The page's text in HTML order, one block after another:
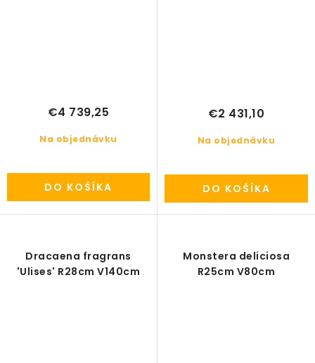
Na objednávku
€4 739,25
DO KOŠÍKA
Na objednávku
€2 431,10
DO KOŠÍKA
Dracaena fragrans
'Ulises' R28cm V140cm
Monstera deliciosa
R25cm V80cm